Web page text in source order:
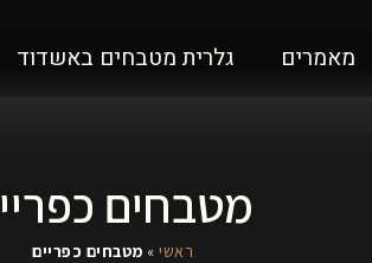
מאמרים גלרית מטבחים באשדוד
מטבחים
ראשי » מטבחים כפריים